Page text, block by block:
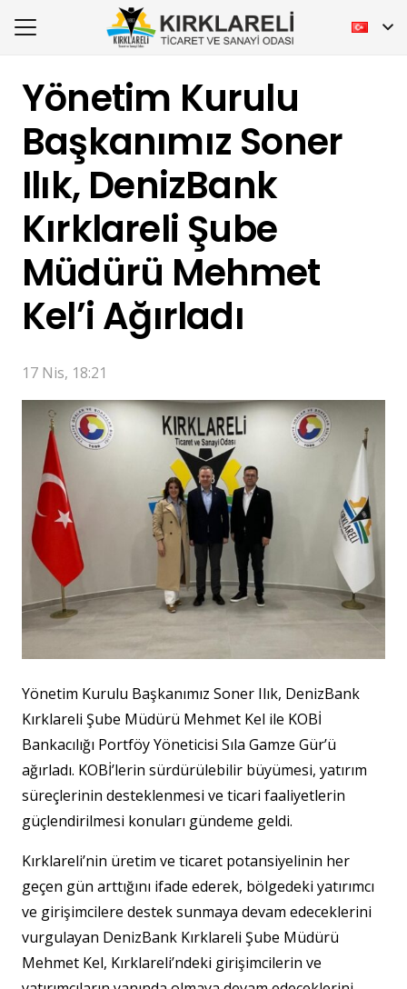
Yönetim Kurulu
Başkanımız Soner
Ilık, DenizBank
Kırklareli Şube
Müdürü Mehmet
Kel’i Ağırladı
17 Nis, 18:21
Yönetim Kurulu Başkanımız Soner Ilık, DenizBank
Kırklareli Şube Müdürü Mehmet Kel ile KOBİ
Bankacılığı Portföy Yöneticisi Sıla Gamze Gür’ü
ağırladı. KOBİ’lerin sürdürülebilir büyümesi, yatırım
süreçlerinin desteklenmesi ve ticari faaliyetlerin
güçlendirilmesi konuları gündeme geldi.
Kırklareli’nin üretim ve ticaret potansiyelinin her
geçen gün arttığını ifade ederek, bölgedeki yatırımcı
ve girişimcilere destek sunmaya devam edeceklerini
vurgulayan DenizBank Kırklareli Şube Müdürü
Mehmet Kel, Kırklareli’ndeki girişimcilerin ve